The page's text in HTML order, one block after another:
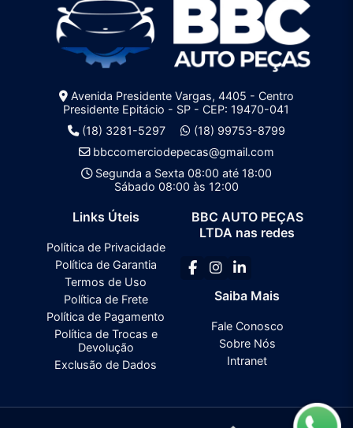
Avenida Presidente Vargas, 4405 - Centro
Presidente Epitácio - SP - CEP: 19470-041
(18) 3281-5297
(18) 99753-8799
bbccomerciodepecas@gmail.com
Segunda a Sexta 08:00 até 18:00
Sábado 08:00 às 12:00
Links Úteis
Política de Privacidade
Política de Garantia
Termos de Uso
Política de Frete
Política de Pagamento
Política de Trocas e
Devolução
Exclusão de Dados
BBC AUTO PEÇAS
LTDA nas redes
Saiba Mais
Fale Conosco
Sobre Nós
Intranet